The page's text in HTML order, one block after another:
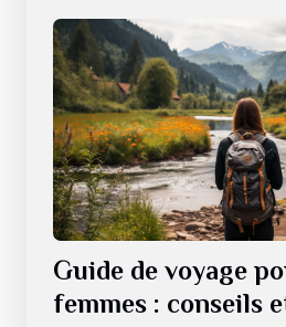
Guide de voyage
femmes : conseils